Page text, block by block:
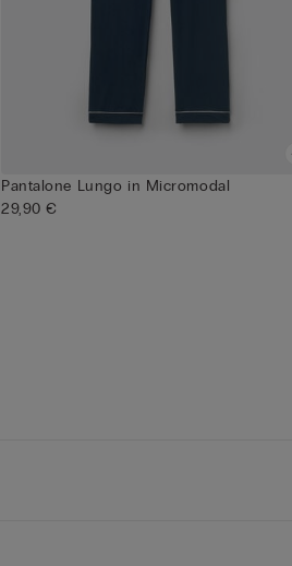
Pantalone Lungo in Micromodal
29,90 €